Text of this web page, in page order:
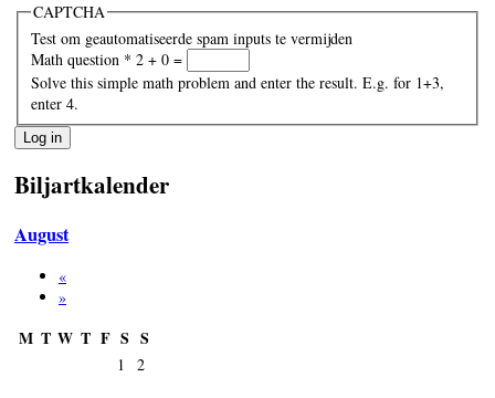
CAPTCHA
Test om geautomatiseerde spam inputs te vermijden
Math question * 2 + 0 =
Solve this simple math problem and enter the result. E.g. for 1+3,
enter 4.
Biljartkalender
August
«
»
M T W T F S S
1 2